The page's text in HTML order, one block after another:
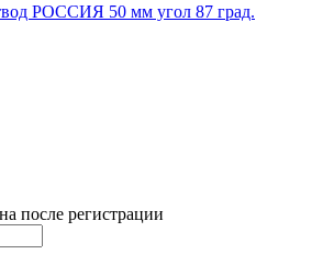
РОССИЯ 50 мм угол 87 град.
после регистрации